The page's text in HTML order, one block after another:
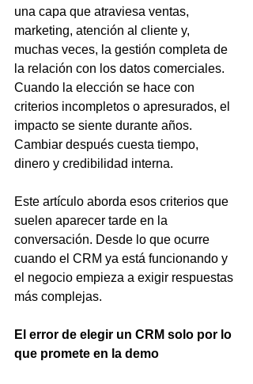
una capa que atraviesa ventas,
marketing, atención al cliente y,
muchas veces, la gestión completa de
la relación con los datos comerciales.
Cuando la elección se hace con
criterios incompletos o apresurados, el
impacto se siente durante años.
Cambiar después cuesta tiempo,
dinero y credibilidad interna.
Este artículo aborda esos criterios que
suelen aparecer tarde en la
conversación. Desde lo que ocurre
cuando el CRM ya está funcionando y
el negocio empieza a exigir respuestas
más complejas.
El error de elegir un CRM solo por lo
que promete en la demo